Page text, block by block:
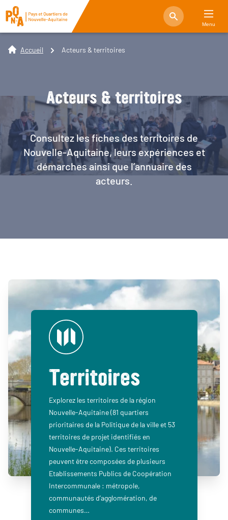
Menu
Accueil Acteurs & territoires
Acteurs & territoires
Consultez les fiches des territoires de
Nouvelle-Aquitaine, leurs expériences et
démarches ainsi que l’annuaire des
acteurs.
Territoires
Explorez les territoires de la région
Nouvelle-Aquitaine (81 quartiers
prioritaires de la Politique de la ville et 53
territoires de projet identifiés en
Nouvelle-Aquitaine). Ces territoires
peuvent être composées de plusieurs
Etablissements Publics de Coopération
Intercommunale : métropole,
communautés d’agglomération, de
communes…